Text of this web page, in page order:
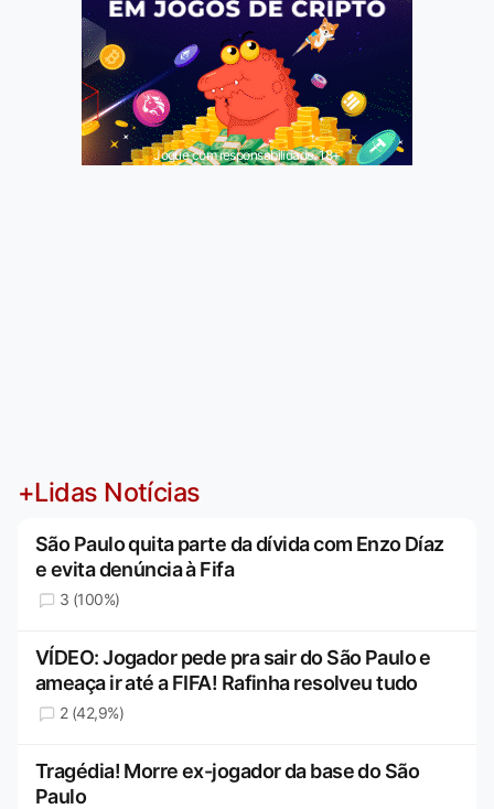
Jogue com responsabilidade. 18+
+Lidas Notícias
São Paulo quita parte da dívida com Enzo Díaz
e evita denúncia à Fifa
3 (100%)
VÍDEO: Jogador pede pra sair do São Paulo e
ameaça ir até a FIFA! Rafinha resolveu tudo
2 (42,9%)
Tragédia! Morre ex-jogador da base do São
Paulo